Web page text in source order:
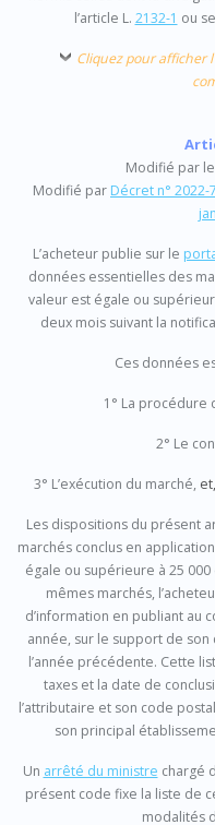
l’article L. 2132-1 ou
Cliquez pour afficher
Modifié par
Modifié par Décret n°
L’acheteur publie sur le
données essentielles des
valeur est égale ou
deux mois suivant la
Ces données
1° La procédure
2° Le
3° L’exécution du marché,
Les dispositions du présent
marchés conclus en
égale ou supérieure à 25
mêmes marchés,
d’information en publiant au
année, sur le support de son
l’année précédente. Cette
taxes et la date de
l’attributaire et son code
son principal
Un arrêté du ministre chargé
présent code fixe la liste de
modalités